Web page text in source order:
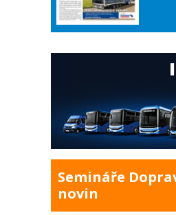
Semináře
novin